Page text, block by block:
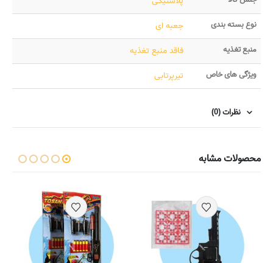
نوع بسته بندی جعبه ای
منبع تغذیه فاقد منبع تغذیه
ویژگی های خاص تیرپرتابی
نظرات (0)
محصولات مشابه